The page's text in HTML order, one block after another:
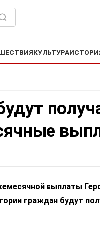
КУЛЬТУРА
выплаты
граждан будут